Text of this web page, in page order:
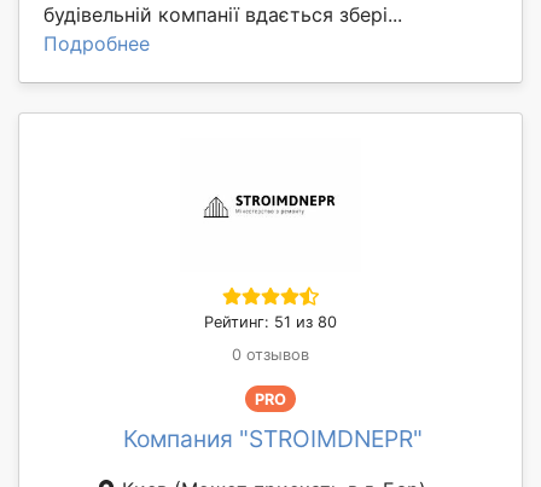
будівельній компанії вдається збері...
Подробнее
Рейтинг: 51 из 80
0 отзывов
PRO
Компания "STROIMDNEPR"